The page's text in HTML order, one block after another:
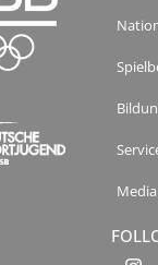
Media